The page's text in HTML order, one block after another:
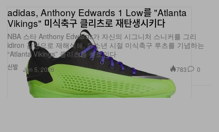
신발
adidas, Anthony Edwards 1 Low를 "Atlanta
Vikings" 미식축구 클리츠로 재탄생시키다
NBA 스타 Anthony Edwards가 자신의 시그니처 스니커를 그리
idiron 감성으로 재해석해, 유소년 시절 미식축구 루츠를 기념하는
“Atlanta Vikings” 클리츠를 선보인다
Jun 5, 2026 783 0